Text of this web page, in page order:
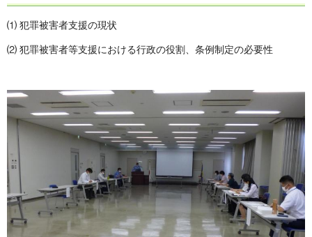
⑴ 犯罪被害者支援の現状
⑵ 犯罪被害者等支援における行政の役割、条例制定の必要性